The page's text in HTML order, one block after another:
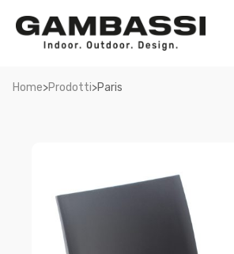
Home>Prodotti>Paris